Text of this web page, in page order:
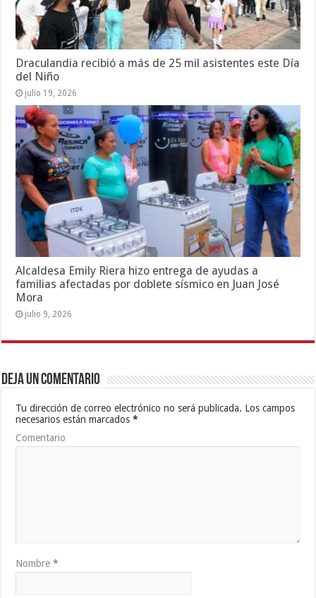
Draculandia recibió a más de 25 mil asistentes este Día
del Niño
julio 19, 2026
Alcaldesa Emily Riera hizo entrega de ayudas a
familias afectadas por doblete sísmico en Juan José
Mora
julio 9, 2026
Deja un comentario
Tu dirección de correo electrónico no será publicada. Los campos
necesarios están marcados*
Comentario
Nombre*